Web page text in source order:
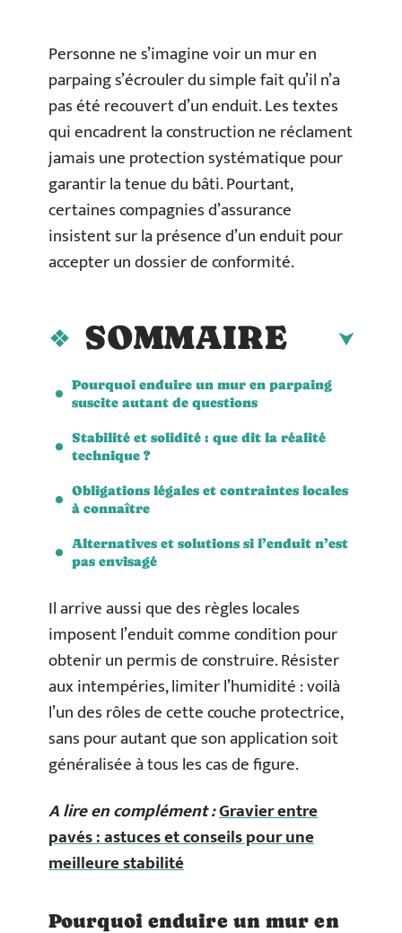
Personne ne s’imagine voir un mur en
parpaing s’écrouler du simple fait qu’il n’a
pas été recouvert d’un enduit. Les textes
qui encadrent la construction ne réclament
jamais une protection systématique pour
garantir la tenue du bâti. Pourtant,
certaines compagnies d’assurance
insistent sur la présence d’un enduit pour
accepter un dossier de conformité.
SOMMAIRE
Pourquoi enduire un mur en parpaing
suscite autant de questions
Stabilité et solidité : que dit la réalité
technique ?
Obligations légales et contraintes locales
à connaître
Alternatives et solutions si l’enduit n’est
pas envisagé
Il arrive aussi que des règles locales
imposent l’enduit comme condition pour
obtenir un permis de construire. Résister
aux intempéries, limiter l’humidité : voilà
l’un des rôles de cette couche protectrice,
sans pour autant que son application soit
généralisée à tous les cas de figure.
A lire en complément :Gravier entre
pavés : astuces et conseils pour une
meilleure stabilité
Pourquoi enduire un mur en